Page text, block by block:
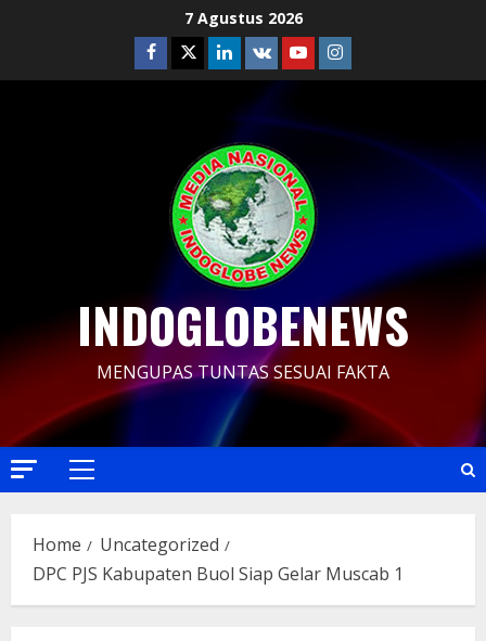
7 Agustus 2026
Facebook
TwitterLinkedin
VK YoutubeInstagram
INDOGLOBENEWS
MENGUPAS TUNTAS SESUAI FAKTA
Primary
Home
Uncategorized
DPC PJS Kabupaten Buol Siap Gelar Muscab 1